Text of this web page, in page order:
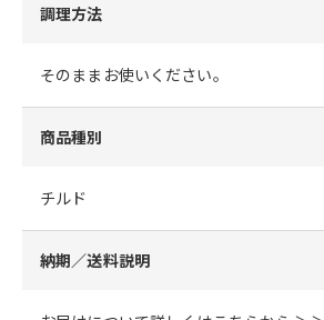
調理方法
そのままお使いください。
商品種別
チルド
納期／送料説明